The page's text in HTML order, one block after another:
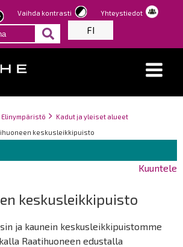
Vaihda kontrasti Yhteystiedot
FI
Elinympäristö
Kadut ja yleiset alueet
keskusleikkipuisto
Kuuntele
keskusleikkipuisto
ja kaunein keskusleikkipuistomme
Raatihuoneen edustalla